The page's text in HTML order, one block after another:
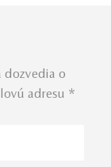
dozvedia o
adresu *